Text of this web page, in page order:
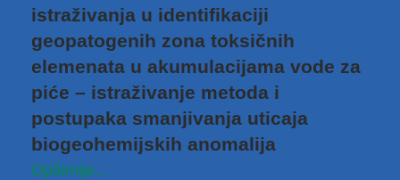
istraživanja u identifikaciji
geopatogenih zona toksičnih
elemenata u akumulacijama vode za
piće – istraživanje metoda i
postupaka smanjivanja uticaja
biogeohemijskih anomalija
Opširnije...